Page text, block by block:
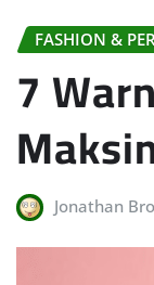
FASHION &
7
Jonathan